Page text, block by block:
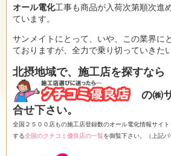
オール電化工事も商品が入荷次第順次進
ています。
サンメイトにとって、いや、この業界に
ておりますが、全力で乗り切っていきた
北摂地域で、施工店を探すなら
の㈱
合せ下さい。
全国２５００店もの施工店登録数のオール電化情報サイ
する全国のクチコミ優良店の一覧を御覧下さい。（上記